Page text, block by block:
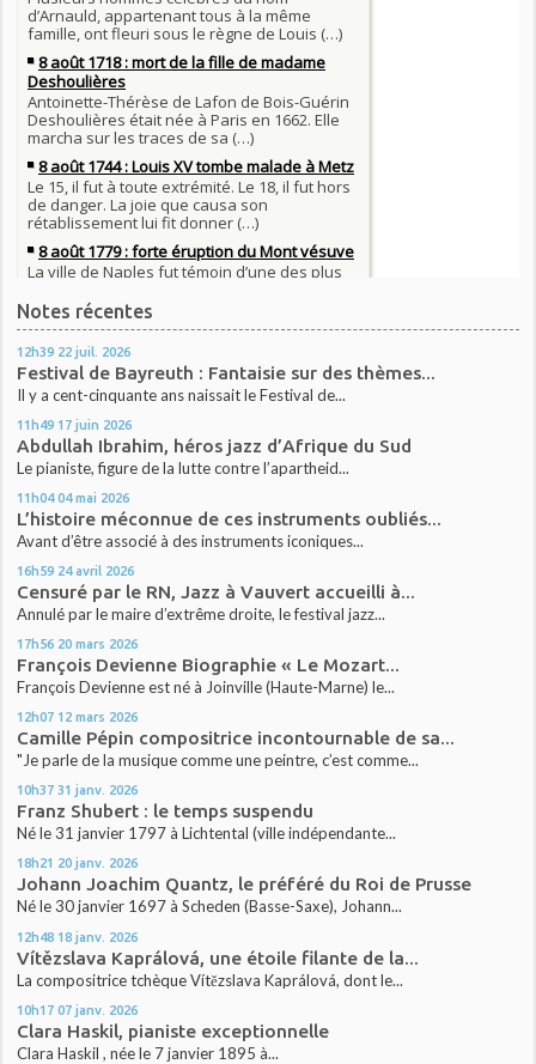
Notes récentes
12h39 22 juil. 2026
Festival de Bayreuth : Fantaisie sur des thèmes...
Il y a cent-cinquante ans naissait le Festival de...
11h49 17 juin 2026
Abdullah Ibrahim, héros jazz d’Afrique du Sud
Le pianiste, figure de la lutte contre l’apartheid...
11h04 04 mai 2026
L’histoire méconnue de ces instruments oubliés...
Avant d’être associé à des instruments iconiques...
16h59 24 avril 2026
Censuré par le RN, Jazz à Vauvert accueilli à...
Annulé par le maire d’extrême droite, le festival jazz...
17h56 20 mars 2026
François Devienne Biographie « Le Mozart...
François Devienne est né à Joinville (Haute-Marne) le...
12h07 12 mars 2026
Camille Pépin compositrice incontournable de sa...
"Je parle de la musique comme une peintre, c’est comme...
10h37 31 janv. 2026
Franz Shubert : le temps suspendu
Né le 31 janvier 1797 à Lichtental (ville indépendante...
18h21 20 janv. 2026
Johann Joachim Quantz, le préféré du Roi de Prusse
Né le 30 janvier 1697 à Scheden (Basse-Saxe), Johann...
12h48 18 janv. 2026
Vítězslava Kaprálová, une étoile filante de la...
La compositrice tchèque Vítězslava Kaprálová, dont le...
10h17 07 janv. 2026
Clara Haskil, pianiste exceptionnelle
Clara Haskil , née le 7 janvier 1895 à...